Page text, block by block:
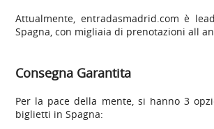
Attualmente, entradasmadrid.com è
Spagna, con migliaia di prenotazioni all
Consegna Garantita
Per la pace della mente, si hanno 3
biglietti in Spagna: